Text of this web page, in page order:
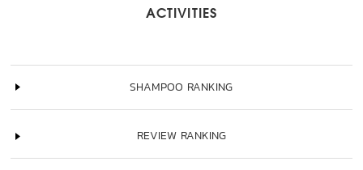
ACTIVITIES
SHAMPOO RANKING
REVIEW RANKING